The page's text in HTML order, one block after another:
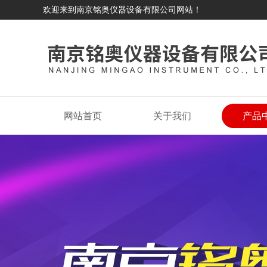
欢迎来到南京铭奥仪器设备有限公司网站！
网站首页 关于我们 产品